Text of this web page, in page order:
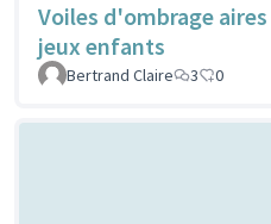
Voiles d'ombrage
jeux enfants
Bertrand Claire
3 0